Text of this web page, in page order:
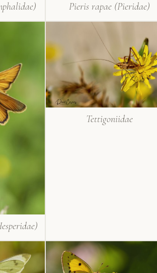
Pieris rapae (Pieridae)
Tettigoniidae